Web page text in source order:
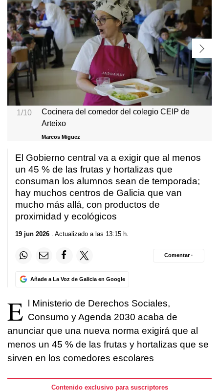
1/10
Cocinera del comedor del colegio CEIP de
Arteixo
Marcos Miguez
El Gobierno central va a exigir que al menos
un 45 % de las frutas y hortalizas que
consuman los alumnos sean de temporada;
hay muchos centros de Galicia que van
mucho más allá, con productos de
proximidad y ecológicos
19 jun 2026 . Actualizado a las 13:15 h.
Añade a La Voz de Galicia en Google
Comentar ·
E l Ministerio de Derechos Sociales,
Consumo y Agenda 2030 acaba de
anunciar que una nueva norma exigirá que al
menos un 45 % de las frutas y hortalizas que se
sirven en los comedores escolares
Contenido exclusivo para suscriptores